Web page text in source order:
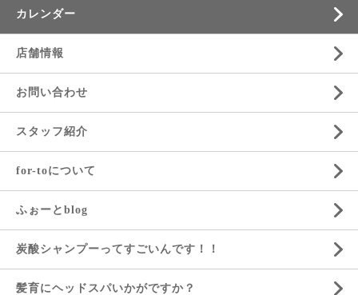
カレンダー
店舗情報
お問い合わせ
スタッフ紹介
for-toについて
ふぉーとblog
炭酸シャンプーってすごいんです！！
髪育にヘッドスパいかがですか？